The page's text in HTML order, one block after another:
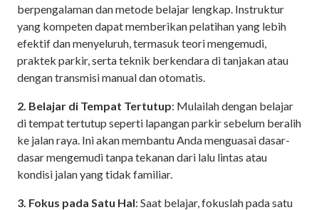
berpengalaman dan metode belajar lengkap. Instruktur
yang kompeten dapat memberikan pelatihan yang lebih
efektif dan menyeluruh, termasuk teori mengemudi,
praktek parkir, serta teknik berkendara di tanjakan atau
dengan transmisi manual dan otomatis.
2. Belajar di Tempat Tertutup: Mulailah dengan belajar
di tempat tertutup seperti lapangan parkir sebelum beralih
ke jalan raya. Ini akan membantu Anda menguasai dasar-
dasar mengemudi tanpa tekanan dari lalu lintas atau
kondisi jalan yang tidak familiar.
3. Fokus pada Satu Hal: Saat belajar, fokuslah pada satu